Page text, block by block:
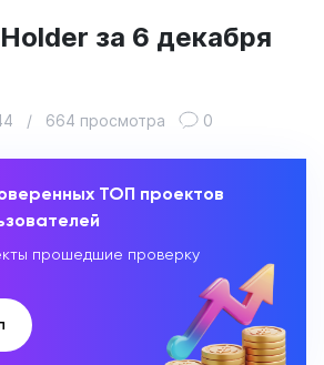
за 6 декабря
/ 664 просмотра 0
ТОП проектов
прошедшие проверку